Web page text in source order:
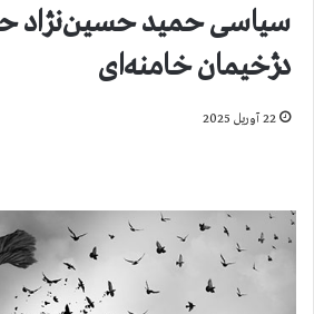
سیاسی حمید حسین‌نژاد
دژخیمان خامنه‌ای
22 آوریل 2025